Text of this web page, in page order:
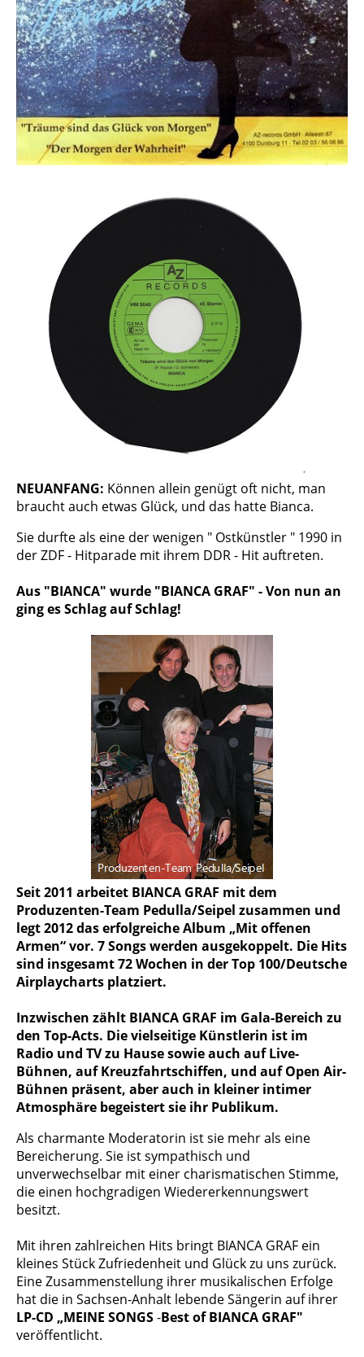
NEUANFANG: Können allein genügt oft nicht, man
braucht auch etwas Glück, und das hatte Bianca.
Sie durfte als eine der wenigen " Ostkünstler " 1990 in
der ZDF - Hitparade mit ihrem DDR - Hit auftreten.
Aus "BIANCA" wurde "BIANCA GRAF" - Von nun an
ging es Schlag auf Schlag!
Seit 2011 arbeitet BIANCA GRAF mit dem
Produzenten-Team Pedulla/Seipel zusammen und
legt 2012 das erfolg­reiche Album „Mit offenen
Armen“ vor. 7 Songs werden ausgekoppelt. Die Hits
sind insgesamt 72 Wochen in der Top 100/Deutsche
Airplaycharts platziert.
Inzwischen zählt BIANCA GRAF im Gala-Bereich zu
den Top-Acts. Die vielseitige Künstlerin ist im
Radio und TV zu Hause sowie auch auf Live-
Bühnen, auf Kreuzfahrtschiffen, und auf Open Air-
Bühnen präsent, aber auch in kleiner intimer
Atmosphäre begeistert sie ihr Publikum.
Als charmante Moderatorin ist sie mehr als eine
Berei­cherung. Sie ist sympathisch und
unverwechselbar mit einer charismatischen Stimme,
die einen hochgradigen Wiedererkennungswert
besitzt.
Mit ihren zahlreichen Hits bringt BIANCA GRAF ein
kleines Stück Zufriedenheit und Glück zu uns zurück.
Eine Zusam­menstellung ihrer musikalischen Erfolge
hat die in Sachsen-Anhalt lebende Sängerin auf ihrer
LP-CD „MEINE SONGS-Best of BIANCA GRAF"
veröffentlicht.